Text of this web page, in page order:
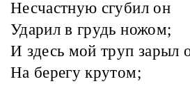
Несчастную сгубил он
Ударил в грудь ножом;
И здесь мой труп зарыл
На берегу крутом;